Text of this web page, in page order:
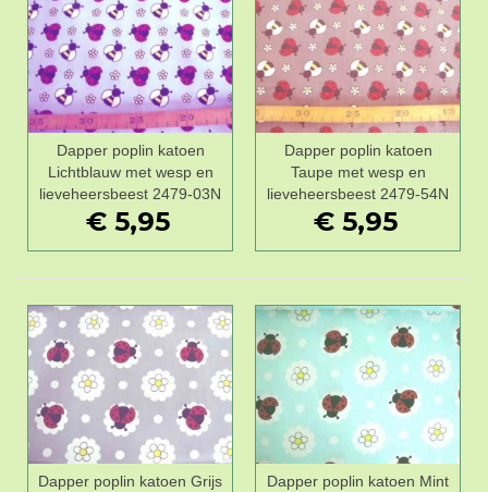
Dapper poplin katoen
Lichtblauw met wesp en
lieveheersbeest 2479-03N
€ 5,95
Dapper poplin katoen
Taupe met wesp en
lieveheersbeest 2479-54N
€ 5,95
Dapper poplin katoen Grijs
Dapper poplin katoen Mint